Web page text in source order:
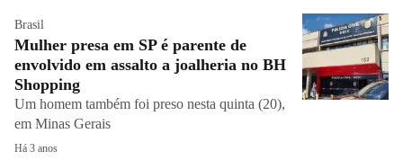
Brasil
Mulher presa em SP é parente de
envolvido em assalto a joalheria no BH
Shopping
Um homem também foi preso nesta quinta (20),
em Minas Gerais
Há 3 anos